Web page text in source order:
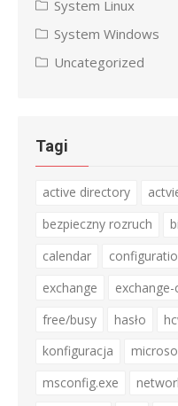
System Linux
System Windows
Uncategorized
Tagi
active directory
bezpieczny rozruch
calendar
exchange
exchange-
free/busy
hasło
konfiguracja
msconfig.exe